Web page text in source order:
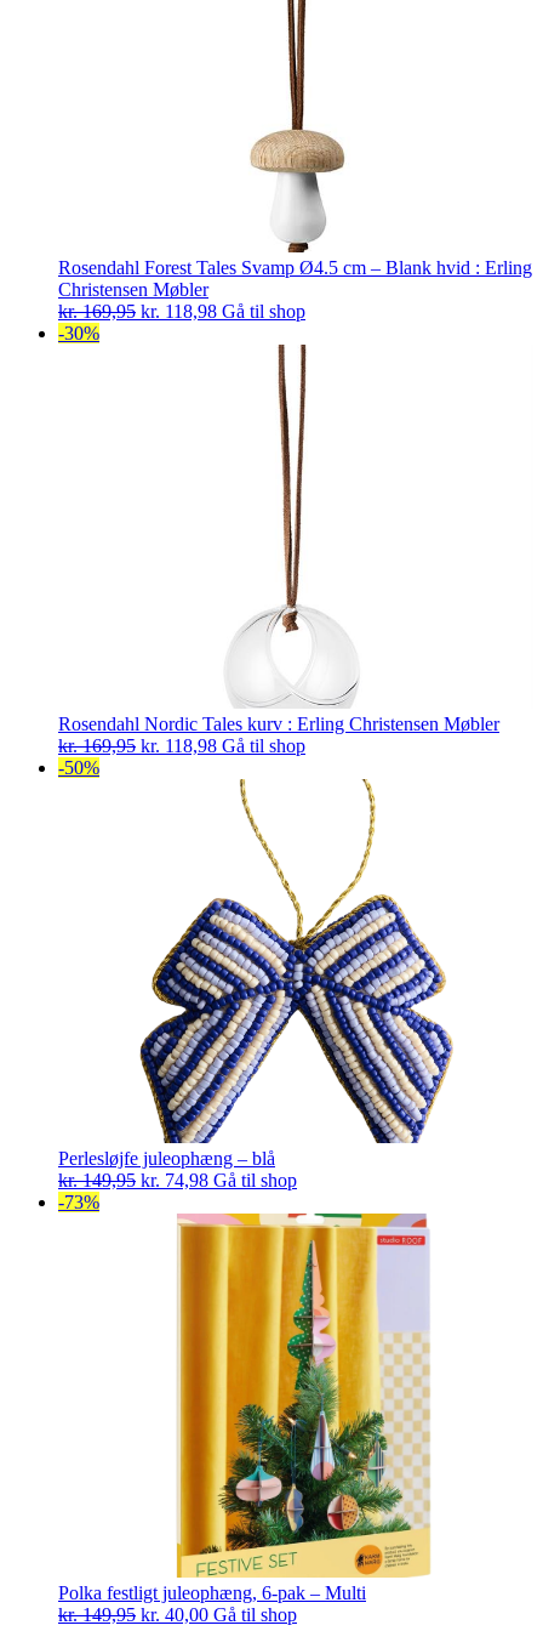
Rosendahl Forest Tales Svamp Ø4.5 cm – Blank hvid : Erling
Christensen Møbler
kr.169,95 Den
kr. 118,98Den
kr. 118,98.
Gå til shop
-30%
Rosendahl Nordic Tales kurv : Erling Christensen Møbler
kr.169,95 Den
kr. 118,98Den
pris
kr. 118,98.
Gå til shop
-50%
Perlesløjfe juleophæng – blå
kr.149,95 Den
kr. 74,98Den
pris
kr. 74,98.
Gå til shop
-73%
Polka festligt juleophæng, 6-pak – Multi
kr.149,95 Den
kr. 40,00Den
Gå til shop